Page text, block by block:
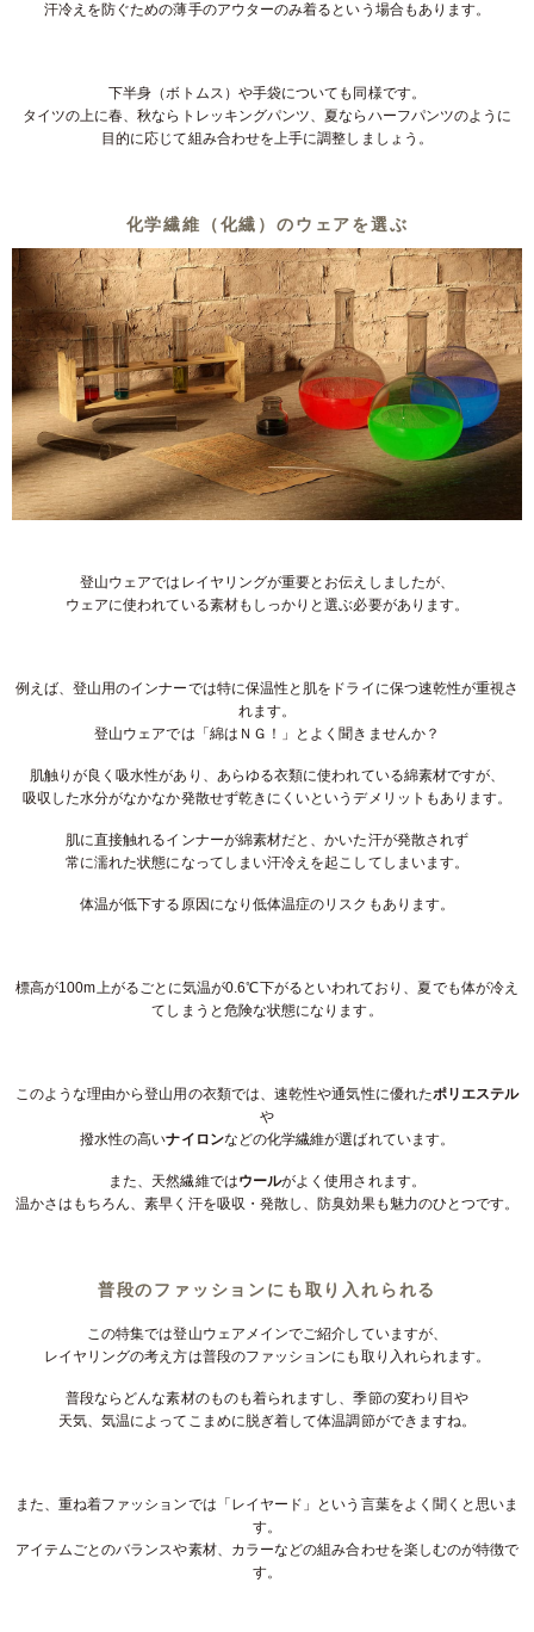
汗冷えを防ぐための薄手のアウターのみ着るという場合もあります。
下半身（ボトムス）や手袋についても同様です。
タイツの上に春、秋ならトレッキングパンツ、夏ならハーフパンツのように
目的に応じて組み合わせを上手に調整しましょう。
化学繊維（化繊）のウェアを選ぶ
登山ウェアではレイヤリングが重要とお伝えしましたが、
ウェアに使われている素材もしっかりと選ぶ必要があります。
例えば、登山用のインナーでは特に保温性と肌をドライに保つ速乾性が重視さ
れます。
登山ウェアでは「綿はＮＧ！」とよく聞きませんか？
肌触りが良く吸水性があり、あらゆる衣類に使われている綿素材ですが、
吸収した水分がなかなか発散せず乾きにくいというデメリットもあります。
肌に直接触れるインナーが綿素材だと、かいた汗が発散されず
常に濡れた状態になってしまい汗冷えを起こしてしまいます。
体温が低下する原因になり低体温症のリスクもあります。
標高が100m上がるごとに気温が0.6℃下がるといわれており、夏でも体が冷え
てしまうと危険な状態になります。
このような理由から登山用の衣類では、速乾性や通気性に優れたポリエステル
や
撥水性の高いナイロンなどの化学繊維が選ばれています。
また、天然繊維ではウールがよく使用されます。
温かさはもちろん、素早く汗を吸収・発散し、防臭効果も魅力のひとつです。
普段のファッションにも取り入れられる
この特集では登山ウェアメインでご紹介していますが、
レイヤリングの考え方は普段のファッションにも取り入れられます。
普段ならどんな素材のものも着られますし、季節の変わり目や
天気、気温によってこまめに脱ぎ着して体温調節ができますね。
また、重ね着ファッションでは「レイヤード」という言葉をよく聞くと思いま
す。
アイテムごとのバランスや素材、カラーなどの組み合わせを楽しむのが特徴で
す。